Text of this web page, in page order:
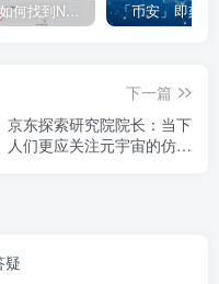
「币安」如何找到NFT合约地址？
下一篇
京东探索研究院院长：当下
人们更应关注元宇宙的仿真
疑